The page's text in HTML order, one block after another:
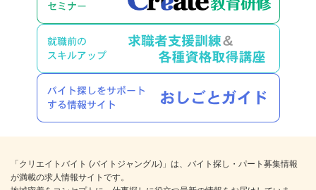
「クリエイトバイト (バイトジャングル)」は、バイト探し・パート募集情報
が満載の求人情報サイトです。